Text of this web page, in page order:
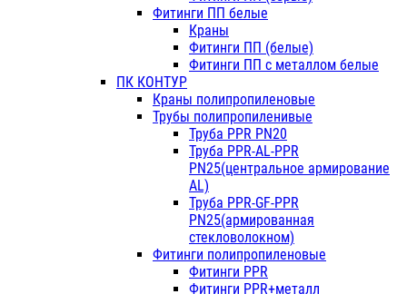
Фитинги ПП белые
Краны
Фитинги ПП (белые)
Фитинги ПП с металлом белые
ПК КОНТУР
Краны полипропиленовые
Трубы полипропиленивые
Труба PPR PN20
Труба PPR-AL-PPR
PN25(центральное армирование
AL)
Труба PPR-GF-PPR
PN25(армированная
стекловолокном)
Фитинги полипропиленовые
Фитинги PPR
Фитинги PPR+металл